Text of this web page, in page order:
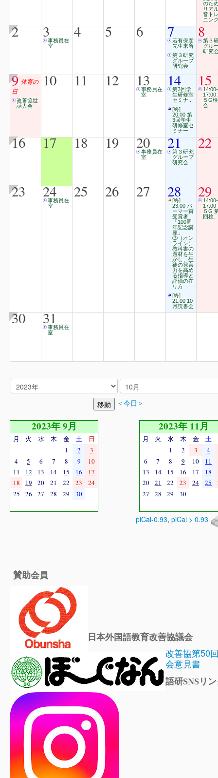
のた
リア
音ト
ニン
2 3事務員在
室
4 5 6 7若有保彦
先生来所
第３研究
グループ
研究会
8第３
グル
研究
9 体育の
日
改善協世
話人会
10 11 12 13
事務員在
室
14
第3回学
生研修室
セミナ..
[終]
20:00 第
3回学生
研修室セ
ミナー
15
14:00-
17:00
５G
会
16 17 18 19 20
事務員在
室
21
第３研究
グループ
研究会
22
23 24
事務員在
室
25 26 27 28
[終]
23:00 パ
ーマー賞
受賞者
「100周
年記念講
座」
③（オン
ライン）
教科書の
題材を生
かし、生
徒の発言
力を高め
る指導と
評価の在
り方
[終]
21:00 10
月読書会
29
14:00-
17:00
５G
回検..
30 31
事務員在
室
＜今日＞
2023年 9月
月 火 水 木 金 土
日
1
2
3
4
5 6 7 8 9
10
11
12 13 14 15 16
17
18
19 20 21 22 23
24
25
26 27 28 29 30
2023年 11月
月 火 水 木 金 土
1
2 3
4
6
7 8 9 10 11
13
14 15 16 17 18
20
21 22 23 24 25
27
28 29 30
piCal-0.93, piCal > 0.93
賛助会員
日本外国語教育改善協議会
改善協第50
会意見書
語研SNSリ